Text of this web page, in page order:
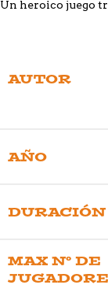
Un heroico juego
AUTOR
AÑO
DURACIÓN
MAX Nº DE